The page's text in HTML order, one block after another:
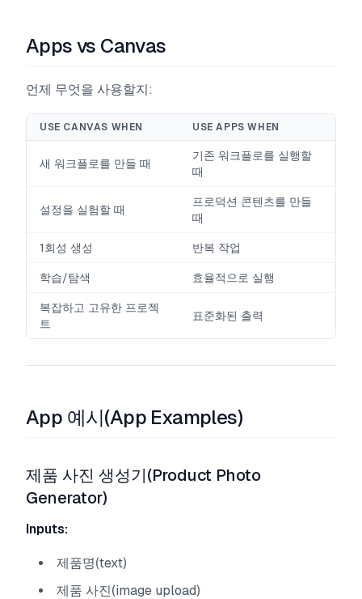
Apps vs Canvas
언제 무엇을 사용할지:
USE CANVAS WHEN USE APPS WHEN
새 워크플로를 만들 때
기존 워크플로를 실행할
때
설정을 실험할 때
프로덕션 콘텐츠를 만들
때
1회성 생성 반복 작업
학습/탐색 효율적으로 실행
복잡하고 고유한 프로젝
트
표준화된 출력
App 예시(App Examples)
제품 사진 생성기(Product Photo
Generator)
Inputs:
제품명(text)
제품 사진(image upload)